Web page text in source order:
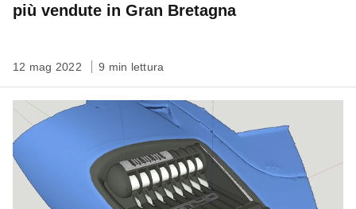
più vendute in Gran Bretagna
12 mag 2022 9 min lettura